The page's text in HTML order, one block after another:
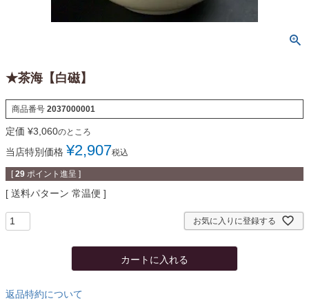
★茶海【白磁】
商品番号 2037000001
定価 ¥3,060のところ
当店特別価格 ¥2,907税込
[ 29 ポイント進呈 ]
送料パターン 常温便
お気に入りに登録する
カートに入れる
返品特約について